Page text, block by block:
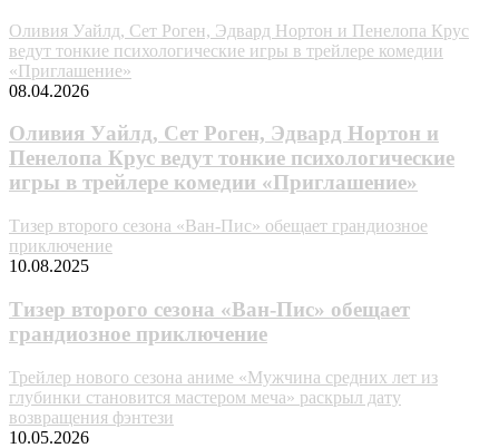
Оливия Уайлд, Сет Роген, Эдвард Нортон и Пенелопа Крус
ведут тонкие психологические игры в трейлере комедии
«Приглашение»
08.04.2026
Оливия Уайлд, Сет Роген, Эдвард Нортон и
Пенелопа Крус ведут тонкие психологические
игры в трейлере комедии «Приглашение»
Тизер второго сезона «Ван-Пис» обещает грандиозное
приключение
10.08.2025
Тизер второго сезона «Ван-Пис» обещает
грандиозное приключение
Трейлер нового сезона аниме «Мужчина средних лет из
глубинки становится мастером меча» раскрыл дату
возвращения фэнтези
10.05.2026